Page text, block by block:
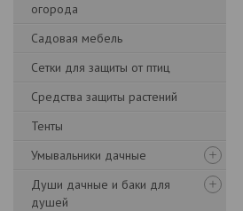
огорода
Садовая мебель
Сетки для защиты от птиц
Средства защиты растений
Тенты
Умывальники дачные
Души дачные и баки для
душей